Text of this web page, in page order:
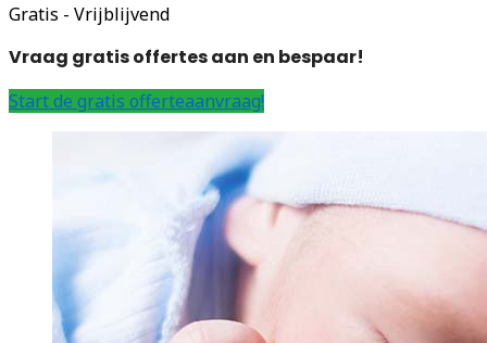
Gratis - Vrijblijvend
Vraag gratis offertes aan en bespaar!
Start de gratis offerteaanvraag!